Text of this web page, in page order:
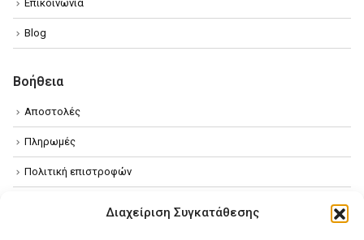
Διαχείριση Συγκατάθεσης
Επικοινωνία
Blog
Βοήθεια
Αποστολές
Πληρωμές
Πολιτική επιστροφών